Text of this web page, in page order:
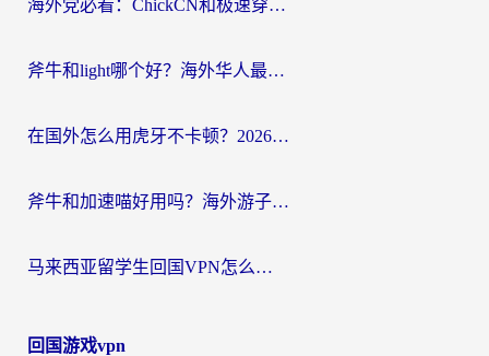
海外党必看：ChickCN和极速穿梭VPN好用吗？3招教你选对回国加速器无缝刷国内资源
斧牛和light哪个好？海外华人最关心的回国加速器选择难题，一篇讲透
在国外怎么用虎牙不卡顿？2026海外华人亲测有效的回国加速器选择指南
斧牛和加速喵好用吗？海外游子的真实选择困境
马来西亚留学生回国VPN怎么选？3个避坑点+1款实测好用的加速器推荐
回国游戏vpn